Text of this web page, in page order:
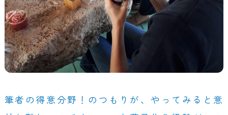
筆者の得意分野！のつもりが、やってみると意